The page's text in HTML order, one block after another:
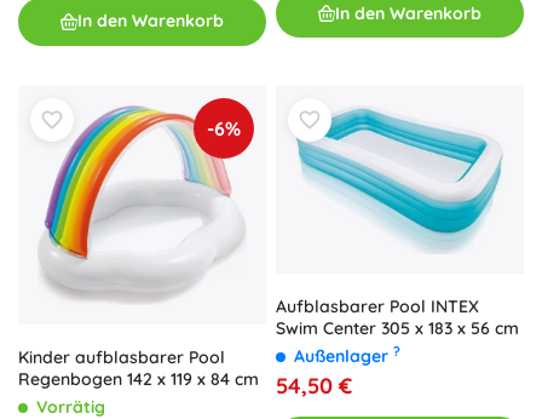
In den Warenkorb In den Warenkorb
-6%
Kinder aufblasbarer Pool
Regenbogen 142 x 119 x 84 cm
Vorrätig
Aufblasbarer Pool INTEX
Swim Center 305 x 183 x 56 cm
Außenlager ?
54,50 €